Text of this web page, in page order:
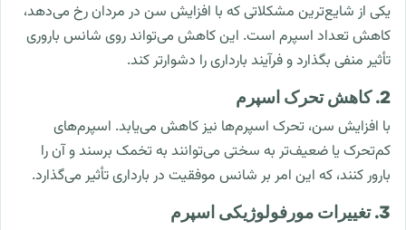
یکی از شایع‌ترین مشکلاتی که با افزایش سن در مردان رخ می‌دهد،
کاهش تعداد اسپرم است. این کاهش می‌تواند روی شانس باروری
تأثیر منفی بگذارد و فرآیند بارداری را دشوارتر کند.
2. کاهش تحرک اسپرم
با افزایش سن، تحرک اسپرم‌ها نیز کاهش می‌یابد. اسپرم‌های
کم‌تحرک یا ضعیف‌تر به سختی می‌توانند به تخمک برسند و آن را
بارور کنند، که این امر بر شانس موفقیت در بارداری تأثیر می‌گذارد.
3. تغییرات مورفولوژیکی اسپرم